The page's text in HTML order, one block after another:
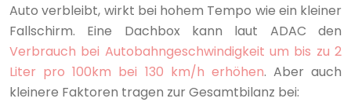
Auto verbleibt, wirkt bei hohem Tempo wie ein kleiner
Fallschirm. Eine Dachbox kann laut ADAC den
Verbrauch bei Autobahngeschwindigkeit um bis zu 2
Liter pro 100km bei 130 km/h erhöhen. Aber auch
kleinere Faktoren tragen zur Gesamtbilanz bei: